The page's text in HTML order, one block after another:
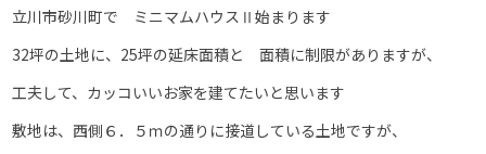
立川市砂川町で ミニマムハウスⅡ始まります
32坪の土地に、25坪の延床面積と 面積に制限がありますが、
工夫して、カッコいいお家を建てたいと思います
敷地は、西側６．５ｍの通りに接道している土地ですが、